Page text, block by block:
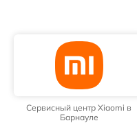
Сервисный центр Xiaomi в
Барнауле